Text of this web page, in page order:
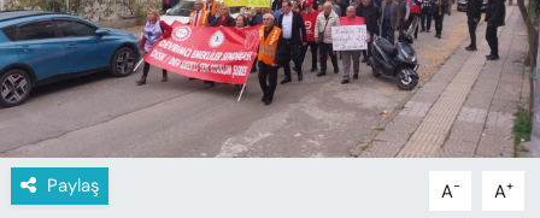
Paylaş A- A+
KÜLTÜR-SANAT
MAGAZİN
ÖZEL HABER
YAZAR KÖŞESİ